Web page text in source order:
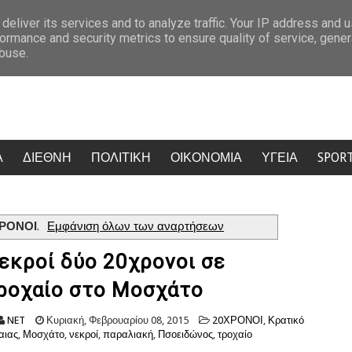
στο Κίεβο Ο Τραμπ προσφεύγει στο Ανώτατο Δικαστήριο:
ΔΙΕΘΝΗ ΠΟΛΙΤΙΚΗ ΟΙΚΟΝΟΜΙΑ ΥΓΕΙΑ
. Εμφάνιση όλων των αναρτήσεων
δύο 20χρονοι σε
στο Μοσχάτο
NET Κυριακή, Φεβρουαρίου 08, 2015 20ΧΡΟΝΟΙ , Κρατικό
, Μοσχάτο, νεκροί, παραλιακή, Πσοειδώνος, τροχαίο
its services and to analyze traffic. Your IP address and
and security metrics to ensure quality of service,